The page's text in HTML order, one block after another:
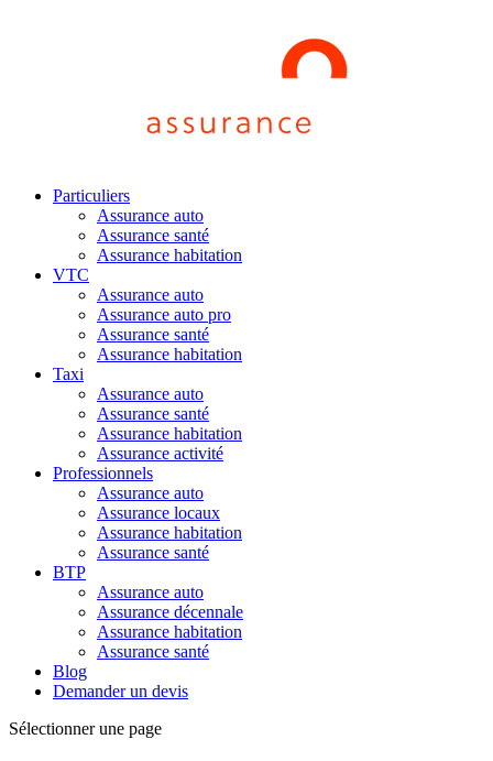
Particuliers
Assurance auto
Assurance santé
Assurance habitation
VTC
Assurance auto
Assurance auto pro
Assurance santé
Assurance habitation
Taxi
Assurance auto
Assurance santé
Assurance habitation
Assurance activité
Professionnels
Assurance auto
Assurance locaux
Assurance habitation
Assurance santé
BTP
Assurance auto
Assurance décennale
Assurance habitation
Assurance santé
Blog
Demander un devis
Sélectionner une page